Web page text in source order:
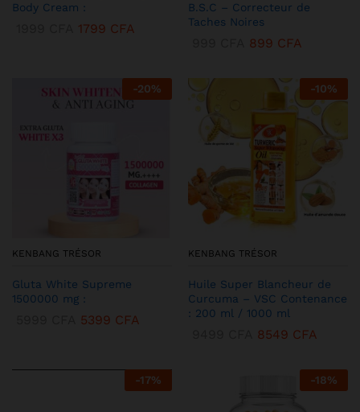
Body Cream :
1799 CFA
B.S.C – Correcteur de
Taches Noires
899 CFA
-20%
KENBANG TRÉSOR
Gluta White Supreme
1500000 mg :
5399 CFA
-10%
KENBANG TRÉSOR
Huile Super Blancheur de
Curcuma – VSC Contenance
: 200 ml / 1000 ml
8549 CFA
-17% -18%